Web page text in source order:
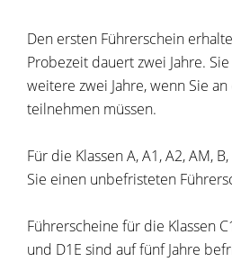
Den ersten Führerschein
Probezeit dauert zwei Jahre.
weitere zwei Jahre, wenn Sie
teilnehmen müssen.
Für die Klassen A, A1, A2, AM,
Sie einen unbefristeten
Führerscheine für die Klassen
und D1E sind auf fünf Jahre